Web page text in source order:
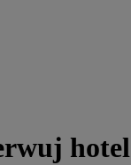
hotel